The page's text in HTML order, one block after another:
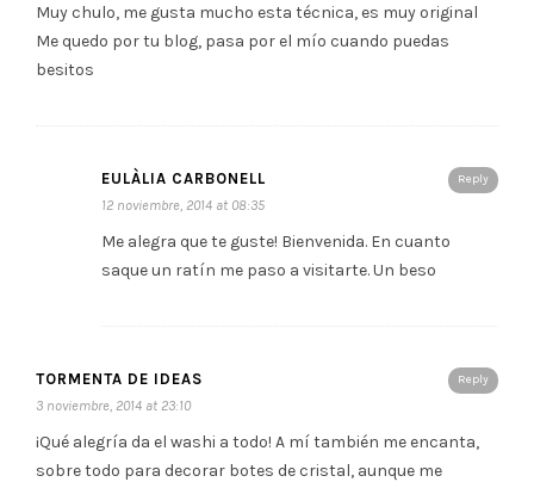
Muy chulo, me gusta mucho esta técnica, es muy original
Me quedo por tu blog, pasa por el mío cuando puedas
besitos
Reply
EULÀLIA CARBONELL
12 noviembre, 2014 at 08:35
Me alegra que te guste! Bienvenida. En cuanto
saque un ratín me paso a visitarte. Un beso
Reply
TORMENTA DE IDEAS
3 noviembre, 2014 at 23:10
¡Qué alegría da el washi a todo! A mí también me encanta,
sobre todo para decorar botes de cristal, aunque me